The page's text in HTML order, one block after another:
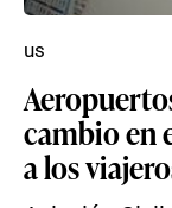
cambio en
a los
us